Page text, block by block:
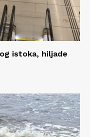
istoka, hiljade